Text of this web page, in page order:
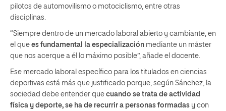
pilotos de automovilismo o motociclismo, entre otras
disciplinas.
“Siempre dentro de un mercado laboral abierto y cambiante, en
el que es fundamental la especialización mediante un máster
que nos acerque a él lo máximo posible”, añade el docente.
Ese mercado laboral específico para los titulados en ciencias
deportivas está más que justificado porque, según Sánchez, la
sociedad debe entender que cuando se trata de actividad
física y deporte, se ha de recurrir a personas formadas y con